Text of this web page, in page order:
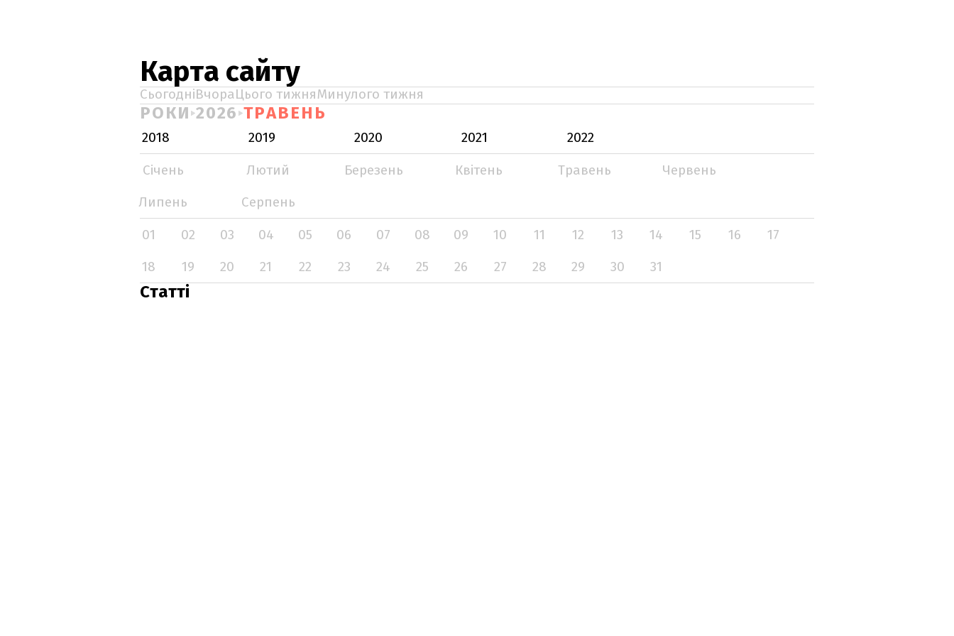
Карта сайту
СьогодніВчораЦього тижняМинулого тижня
РОКИ 2026 ТРАВЕНЬ
2018 2019 2020 2021
2022
Січень
Лютий Березень Квітень Травень
Червень
Липень
Серпень
01
02 03 04 05 06 07 08 09 10 11 12 13 14 15 16
17
18
19 20 21 22 23 24 25 26 27 28 29 30 31
Статті